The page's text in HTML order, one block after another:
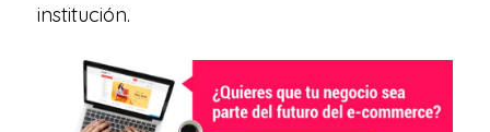
institución.